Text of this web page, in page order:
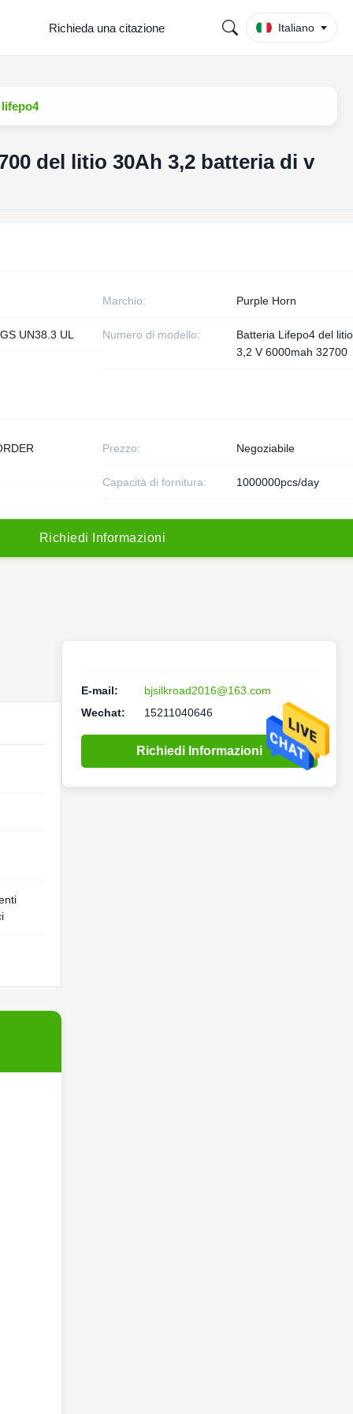
Richieda una citazione Italiano
del litio 30Ah 3,2 batteria di v
Marchio: Purple Horn
UN38.3 UL Numero di modello:
Batteria Lifepo4 del litio
3,2 V 6000mah 32700
Prezzo: Negoziabile
Capacità di fornitura: 1000000pcs/day
Richiedi nformazioni
E-mail:
bjsilkroad2016@163.com
Wechat:
15211040646
Richiedi Informazioni